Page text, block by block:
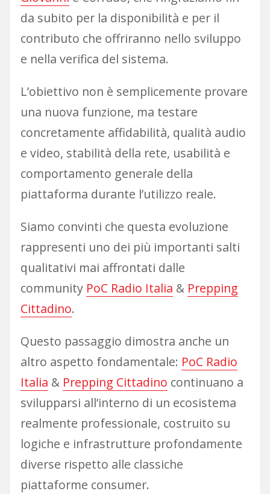
da subito per la disponibilità e per il
contributo che offriranno nello sviluppo
e nella verifica del sistema.
L’obiettivo non è semplicemente provare
una nuova funzione, ma testare
concretamente affidabilità, qualità audio
e video, stabilità della rete, usabilità e
comportamento generale della
piattaforma durante l’utilizzo reale.
Siamo convinti che questa evoluzione
rappresenti uno dei più importanti salti
qualitativi mai affrontati dalle
community PoC Radio Italia & Prepping
Cittadino.
Questo passaggio dimostra anche un
altro aspetto fondamentale: PoC Radio
Italia & Prepping Cittadino continuano a
svilupparsi all’interno di un ecosistema
realmente professionale, costruito su
logiche e infrastrutture profondamente
diverse rispetto alle classiche
piattaforme consumer.